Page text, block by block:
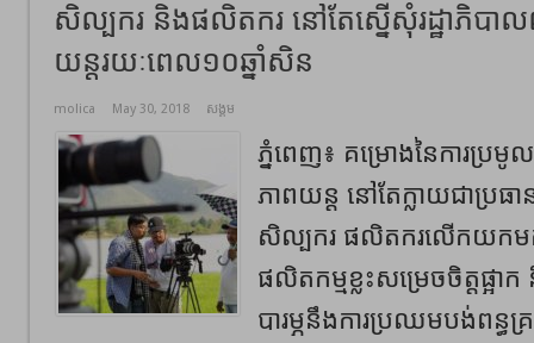
សិល្បករ និងផលិតករ នៅតែស្នើសុំរដ្ឋាភិបា
យន្តរយៈពេល១០ឆ្នាំសិន
molica May 30, 2018 សង្គម
ភ្នំពេញ៖ គម្រោងនៃការប្រមូ
ភាពយន្ត នៅតែក្លាយជាប្រ
សិល្បករ ផលិតករលើកយកម
ផលិតកម្មខ្លះសម្រេចចិត្តផ្អ
បារម្ភនឹងការប្រឈមបង់ពន្ធ